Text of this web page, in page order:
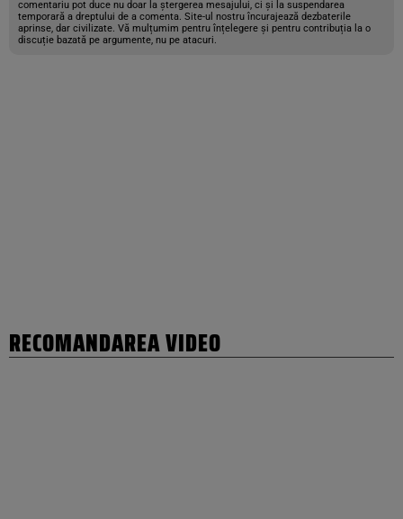
comentariu pot duce nu doar la ștergerea mesajului, ci și la suspendarea
temporară a dreptului de a comenta. Site-ul nostru încurajează dezbaterile
aprinse, dar civilizate. Vă mulțumim pentru înțelegere și pentru contribuția la o
discuție bazată pe argumente, nu pe atacuri.
RECOMANDAREA VIDEO